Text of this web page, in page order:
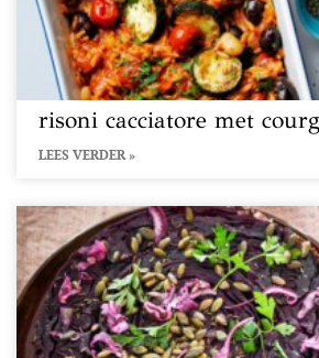
risoni cacciatore met
LEES VERDER »